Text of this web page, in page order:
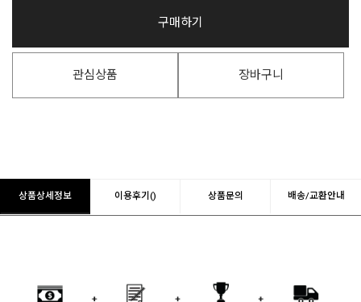
구매하기
관심상품 장바구니
상품상세정보 이용후기() 상품문의 배송/교환안내